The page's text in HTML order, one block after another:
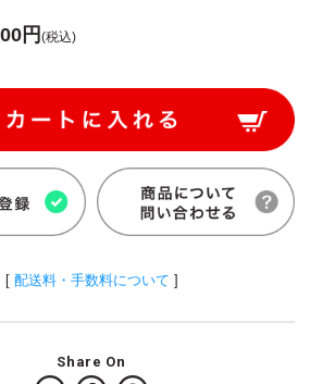
円(税込)
[ 配送料・手数料について ]
Share On